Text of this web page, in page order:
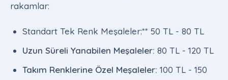
rakamlar:
Standart Tek Renk Meşaleler:** 50 TL - 80 TL
Uzun Süreli Yanabilen Meşaleler: 80 TL - 120 TL
Takım Renklerine Özel Meşaleler: 100 TL - 150